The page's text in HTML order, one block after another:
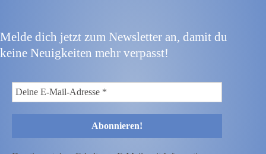
Melde dich jetzt zum Newsletter an, damit du
keine Neuigkeiten mehr verpasst!